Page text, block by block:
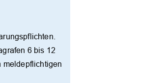
6 bis 12
meldepflichtigen